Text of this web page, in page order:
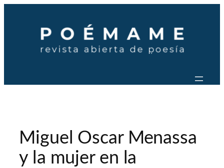
contenido
Miguel Oscar Menassa
y la mujer en la